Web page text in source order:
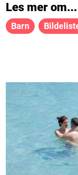
Les mer om...
Barn